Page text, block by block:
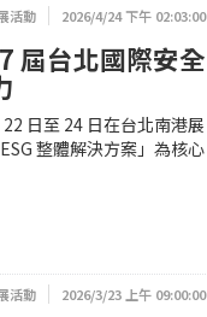
活動 2026/4/24 下午 02:03:00
屆台北國際安全
日至 24 日在台北南港展
整體解決方案」為核心
活動 2026/3/23 上午 09:00:00